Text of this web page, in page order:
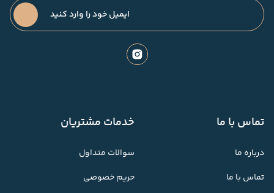
تماس با ما
درباره ما
تماس با ما
خدمات مشتریان
سوالات متداول
حریم خصوصی